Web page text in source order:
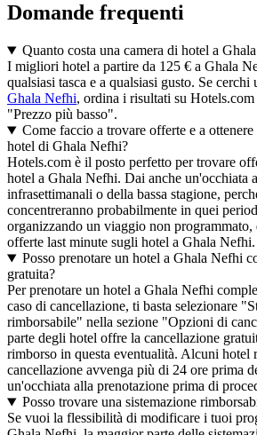
Domande frequenti
Quanto costa una camera di hotel a
I migliori hotel a partire da 125 € a Ghala
qualsiasi tasca e a qualsiasi gusto. Se cerchi
Ghala Nefhi, ordina i risultati su
"Prezzo più basso".
Come faccio a trovare offerte e a
hotel di Ghala Nefhi?
Hotels.com è il posto perfetto per trovare
hotel a Ghala Nefhi. Dai anche un'occhiata
infrasettimanali o della bassa stagione,
concentreranno probabilmente in quei
organizzando un viaggio non programmato,
offerte last minute sugli hotel a Ghala Nefhi.
Posso prenotare un hotel a Ghala Nefhi
gratuita?
Per prenotare un hotel a Ghala Nefhi
caso di cancellazione, ti basta selezionare
rimborsabile" nella sezione "Opzioni di
parte degli hotel offre la cancellazione
rimborso in questa eventualità. Alcuni hotel
cancellazione avvenga più di 24 ore prima
un'occhiata alla prenotazione prima di
Posso trovare una sistemazione
Se vuoi la flessibilità di modificare i tuoi